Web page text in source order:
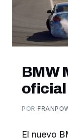
BMW
oficial
POR
El nuevo